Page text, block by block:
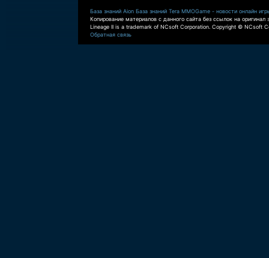
База знаний Aion База знаний Tera MMOGame - новости онлайн
Копирование материалов с данного сайта без ссылок на оригинал
Lineage II is a trademark of NCsoft Corporation. Copyright © NCsoft
Обратная связь